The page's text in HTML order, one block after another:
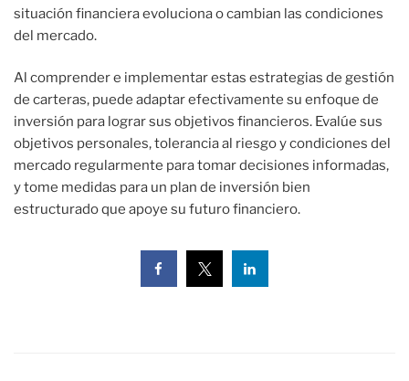
situación financiera evoluciona o cambian las condiciones
del mercado.
Al comprender e implementar estas estrategias de gestión
de carteras, puede adaptar efectivamente su enfoque de
inversión para lograr sus objetivos financieros. Evalúe sus
objetivos personales, tolerancia al riesgo y condiciones del
mercado regularmente para tomar decisiones informadas,
y tome medidas para un plan de inversión bien
estructurado que apoye su futuro financiero.